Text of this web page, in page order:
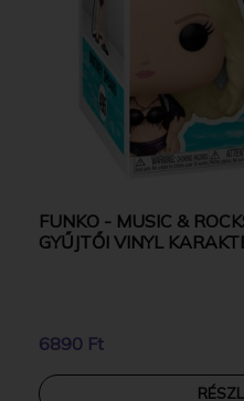
FUNKO - MUSIC &
GYŰJTŐI VINYL
6890 Ft